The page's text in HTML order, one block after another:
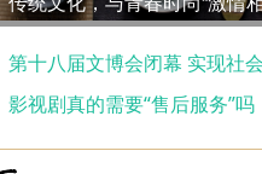
第十八届文博会闭幕 实现社
影视剧真的需要“售后服务”吗